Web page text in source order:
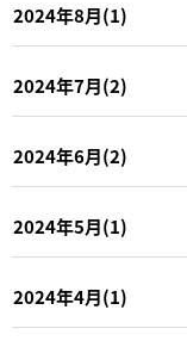
2024年8月(1)
2024年7月(2)
2024年6月(2)
2024年5月(1)
2024年4月(1)